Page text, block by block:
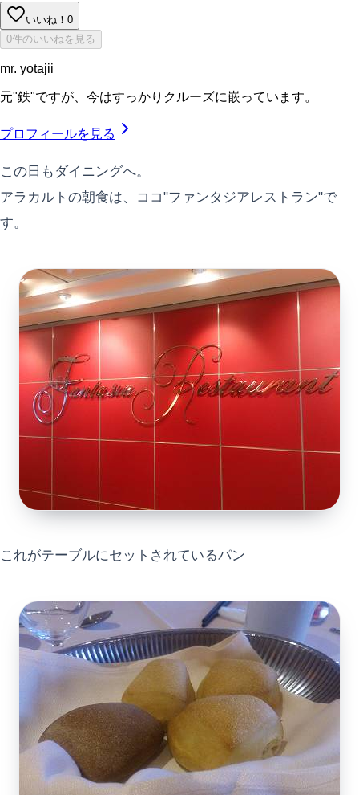
いいね！ 0
0件のいいねを見る
mr. yotajii
元"鉄"ですが、今はすっかりクルーズに嵌っています。
プロフィールを見る
この日もダイニングへ。
アラカルトの朝食は、ココ"ファンタジアレストラン"で
す。
これがテーブルにセットされているパン